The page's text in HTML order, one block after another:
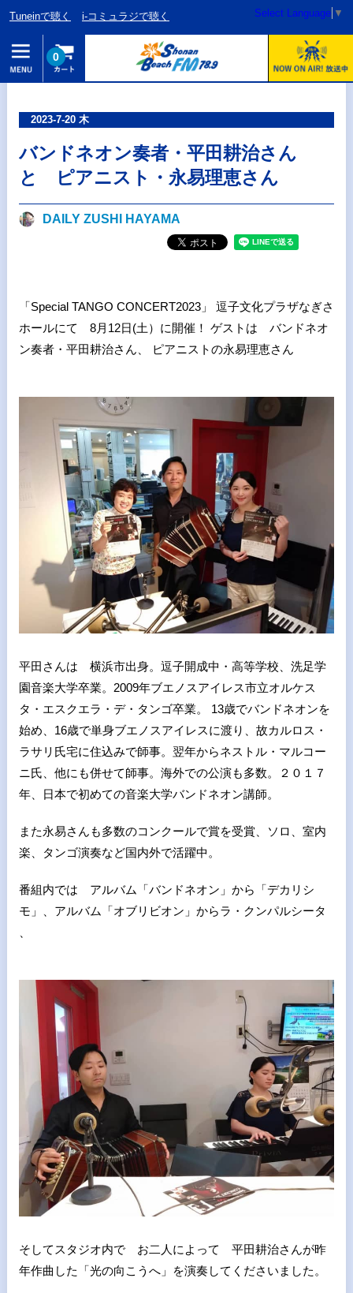
Tuneinで聴く i-コミュラジで聴く Select Language ▼
0
2023-7-20 木
バンドネオン奏者・平田耕治さん
と ピアニスト・永易理恵さん
DAILY ZUSHI HAYAMA
「Special TANGO CONCERT2023」 逗子文化プラザなぎさ
ホールにて 8月12日(土）に開催！ ゲストは バンドネオ
ン奏者・平田耕治さん、 ピアニストの永易理恵さん
平田さんは 横浜市出身。逗子開成中・高等学校、洗足学
園音楽大学卒業。2009年ブエノスアイレス市立オルケス
タ・エスクエラ・デ・タンゴ卒業。 13歳でバンドネオンを
始め、16歳で単身ブエノスアイレスに渡り、故カルロス・
ラサリ氏宅に住込みで師事。翌年からネストル・マルコー
ニ氏、他にも併せて師事。海外での公演も多数。２０１７
年、日本で初めての音楽大学バンドネオン講師。
また永易さんも多数のコンクールで賞を受賞、ソロ、室内
楽、タンゴ演奏など国内外で活躍中。
番組内では アルバム「バンドネオン」から「デカリシ
モ」、アルバム「オブリビオン」からラ・クンパルシータ
そしてスタジオ内で お二人によって 平田耕治さんが昨
年作曲した「光の向こうへ」を演奏してくださいました。